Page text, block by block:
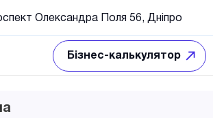
Олександра Поля 56, Дніпро
Бізнес-калькулятор